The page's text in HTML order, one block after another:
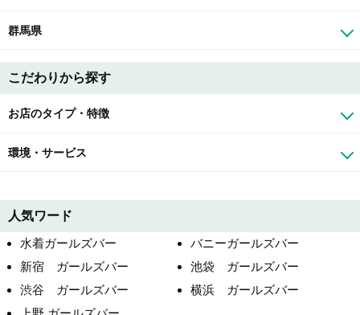
群馬県
こだわりから探す
お店のタイプ・特徴
環境・サービス
人気ワード
水着ガールズバー
バニーガールズバー
新宿 ガールズバー
池袋 ガールズバー
渋谷 ガールズバー
横浜 ガールズバー